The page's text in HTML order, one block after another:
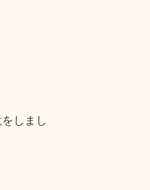
しまし